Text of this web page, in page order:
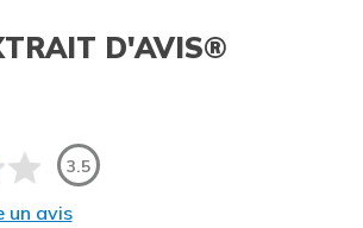
D'AVIS®
3.5
un avis